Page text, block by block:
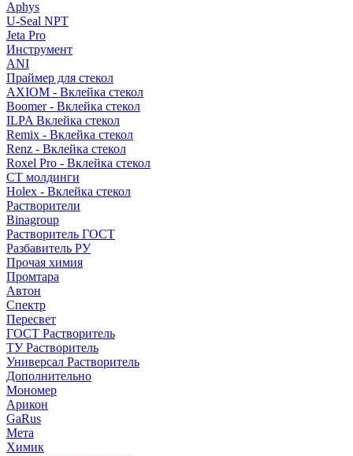
Aphys
U-Seal NPT
Jeta Pro
Инструмент
ANI
Праймер для стекол
AXIOM - Вклейка стекол
Boomer - Вклейка стекол
ILPA Вклейка стекол
Remix - Вклейка стекол
Renz - Вклейка стекол
Roxel Pro - Вклейка стекол
СТ молдинги
Holex - Вклейка стекол
Растворители
Binagroup
Растворитель ГОСТ
Разбавитель РУ
Прочая химия
Промтара
Автон
Спектр
Пересвет
ГОСТ Растворитель
ТУ Растворитель
Универсал Растворитель
Дополнительно
Мономер
Арикон
GaRus
Мета
Химик